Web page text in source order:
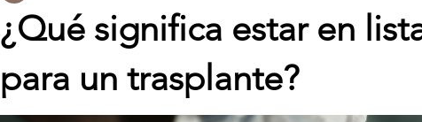
¿Qué significa estar en
para un trasplante?